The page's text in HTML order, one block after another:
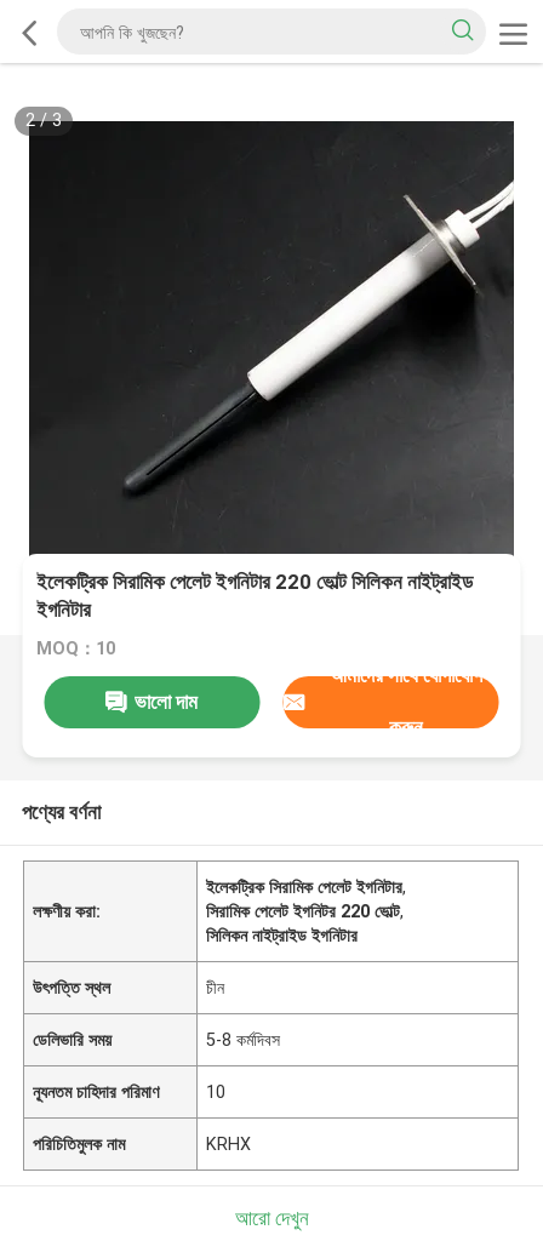
2/3
ইলেকট্রিক সিরামিক পেলেট ইগনিটার 220 ভোল্ট সিলিকন নাইট্রাইড
ইগনিটার
MOQ：10
ভালো দাম
আমাদের সাথে যোগাযোগ
করুন
পণ্যের বর্ণনা
লক্ষণীয় করা:
ইলেকট্রিক সিরামিক পেলেট ইগনিটার,
সিরামিক পেলেট ইগনিটর 220 ভোল্ট,
সিলিকন নাইট্রাইড ইগনিটার
উৎপত্তি স্থল চীন
ডেলিভারি সময় 5-8 কর্মদিবস
ন্যূনতম চাহিদার পরিমাণ 10
পরিচিতিমুলক নাম KRHX
আরো দেখুন